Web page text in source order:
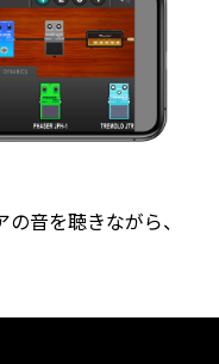
音を聴きながら、